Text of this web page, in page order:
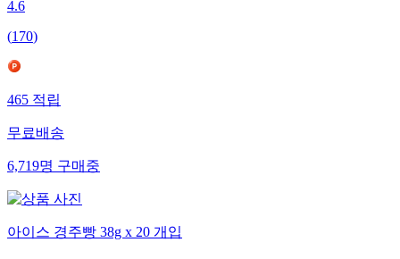
4.6
(170)
465적립
무료배송
6,719명구매중
아이스 경주빵 38g x 20 개입